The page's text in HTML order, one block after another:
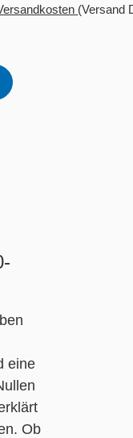
(Versand
eine
Ob